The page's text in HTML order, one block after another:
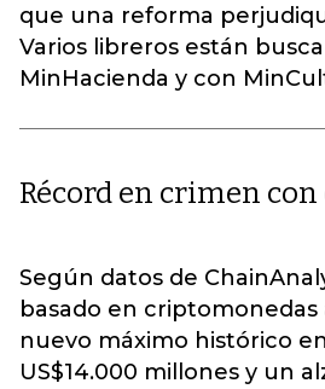
que una reforma
Varios libreros están
MinHacienda y con
Récord en crimen
Según datos de
basado en criptomonedas
nuevo máximo histórico
US$14.000 millones y un